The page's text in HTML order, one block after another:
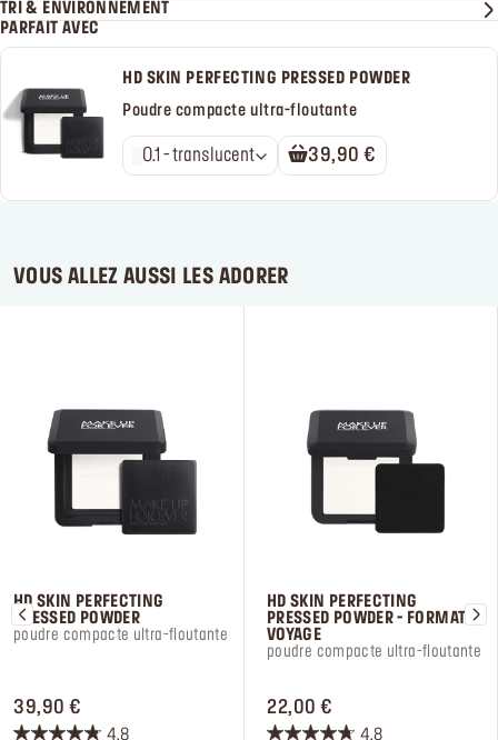
TRI & ENVIRONNEMENT
PARFAIT AVEC
HD SKIN PERFECTING PRESSED POWDER
Poudre compacte ultra-floutante
0.1 - translucent 39,90 €
VOUS ALLEZ AUSSI LES ADORER
HD SKIN PERFECTING
PRESSED POWDER
poudre compacte ultra-floutante
39,90 €
4.8
HD SKIN PERFECTING
PRESSED POWDER - FORMAT
VOYAGE
poudre compacte ultra-floutante
22,00 €
4.8